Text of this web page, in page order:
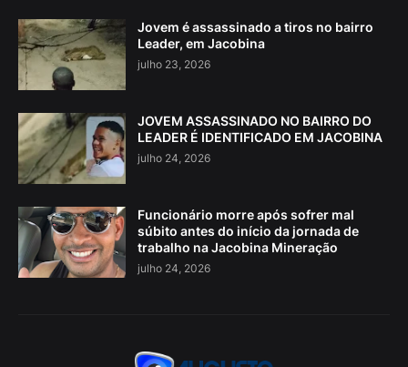
Jovem é assassinado a tiros no bairro
Leader, em Jacobina
julho 23, 2026
JOVEM ASSASSINADO NO BAIRRO DO
LEADER É IDENTIFICADO EM JACOBINA
julho 24, 2026
Funcionário morre após sofrer mal
súbito antes do início da jornada de
trabalho na Jacobina Mineração
julho 24, 2026